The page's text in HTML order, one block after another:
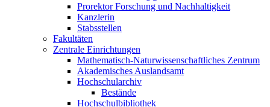
Prorektor Forschung und Nachhaltigkeit
Kanzlerin
Stabsstellen
Fakultäten
Zentrale Einrichtungen
Mathematisch-Naturwissenschaftliches Zentrum
Akademisches Auslandsamt
Hochschularchiv
Bestände
Hochschulbibliothek